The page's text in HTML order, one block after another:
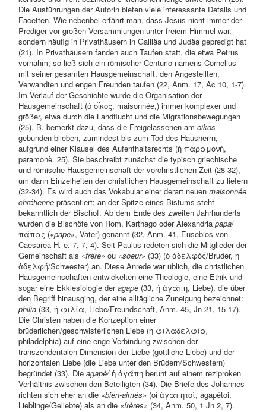
Die Ausführungen der Autorin bieten viele interessante Details und
Facetten. Wie nebenbei erfährt man, dass Jesus nicht immer der
Prediger vor großen Versammlungen unter freiem Himmel war,
sondern häufig in Privathäusern in Galiläa und Judäa gepredigt hat
(21). In Privathäusern fanden auch Taufen statt, die etwa Petrus
vornahm; so ließ sich ein römischer Centurio namens Cornelius
mit seiner gesamten Hausgemeinschaft, den Angestellten,
Verwandten und engen Freunden taufen (22, Anm. 17, Ac 10, 1-7).
Im Verlauf der Geschichte wurde die Organisation der
Hausgemeinschaft (ὁ οἶκος, maisonnée,) immer komplexer und
größer, etwa durch die Landflucht und die Migrationsbewegungen
(25). B. bemerkt dazu, dass die Freigelassenen am oikos
gebunden blieben, zumindest bis zum Tod des Hausherrn,
aufgrund einer Klausel des Aufenthaltsrechts (ἡ παραμονή,
paramonè, 25). Sie beschreibt zunächst die typisch griechische
und römische Hausgemeinschaft der vorchristlichen Zeit (28-32),
um dann Einzelheiten der christlichen Hausgemeinschaft zu liefern
(32-34). Es wird auch das Vokabular einer derart neuen maisonnée
chrétienne präsentiert; an der Spitze eines Bistums steht
bekanntlich der Bischof. Ab dem Ende des zweiten Jahrhunderts
wurden die Bischöfe von Rom, Karthago oder Alexandria papa/
πάπας («pape», Vater) genannt (32, Anm. 41, Eusebios von
Caesarea H. e. 7, 7, 4). Seit Paulus redeten sich die Mitglieder der
Gemeinschaft als «frère» ou «soeur» (33) (ὁ ἀδελφός/Bruder, ἡ
ἀδελφή/Schwester) an. Diese Anrede war üblich, die christlichen
Hausgemeinschaften entwickelten eine Theologie, eine Ethik und
sogar eine Ekklesiologie deragapè (33, ἡ ἀγάπη, Liebe), die über
den Begriff hinausging, der eine alltägliche Zuneigung bezeichnet:
philia (33, ἡ φιλία, Liebe/Freundschaft, Anm. 45, Jn 21, 15-17).
Die Christen haben die Konzeption einer
brüderlichen/geschwisterlichen Liebe (ἡ φιλαδελφία,
philadelphia) auf eine enge Verbindung zwischen der
transzendentalen Dimension der Liebe (göttliche Liebe) und der
horizontalen Liebe (die Liebe unter den Brüdern/Schwestern)
begründet (33). Die agapè/ἡ ἀγάπη beruht auf einem reziproken
Verhältnis zwischen den Beteiligten (34). Die Briefe des Johannes
richten sich eher an die «bien-aimés» (οἱ ἀγαπητοί, agapétoi,
Lieblinge/Geliebte) als an die «frères» (34, Anm. 50, 1 Jn 2, 7).